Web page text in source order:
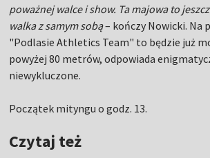
poważnej walce i show. Ta majowa to
walka z samym sobą– kończy Nowicki. Na
"Podlasie Athletics Team" to będzie już
powyżej 80 metrów, odpowiada
niewykluczone.
Początek mityngu o godz. 13.
Czytaj też